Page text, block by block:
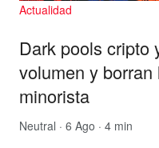
Actualidad
Dark pools cripto
volumen y
minorista
Neutral · 6 Ago · 4 min